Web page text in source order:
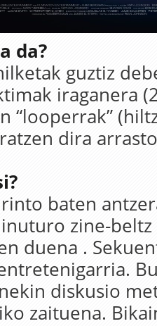
da?
guztiz
iraganera
“looperrak”
dira
baten
zine-
duena .
diskusio
zaituena.